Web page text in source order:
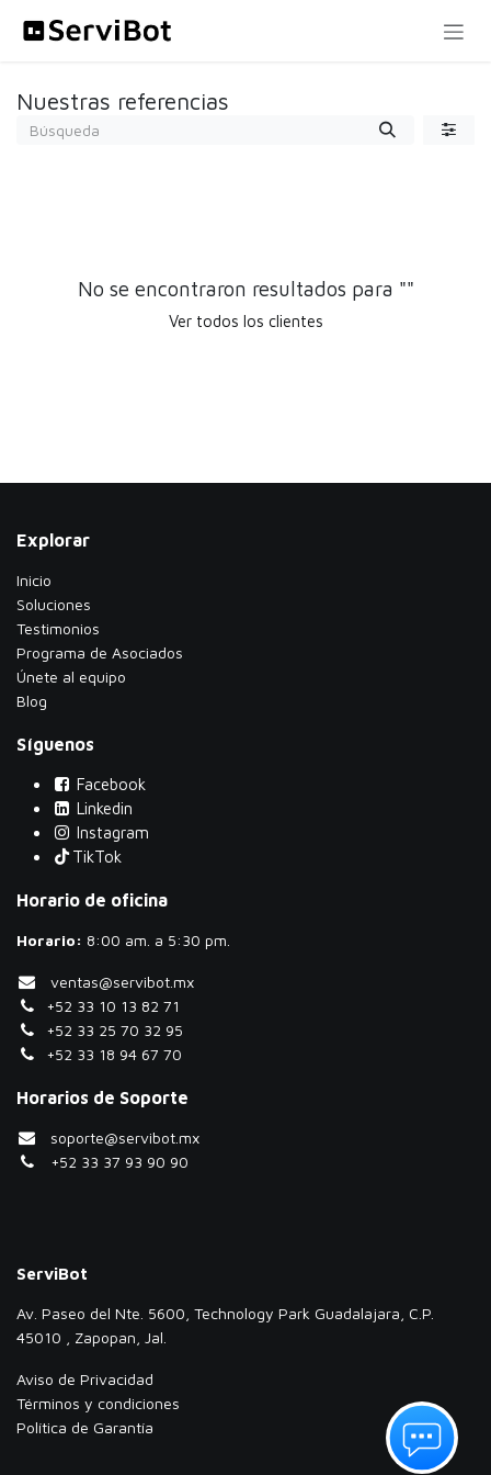
Nuestras referencias
No se encontraron resultados para ""
Ver todos los clientes
Explorar
Inicio
Soluciones
Testimonios
​Programa de Asociados
Únete al equipo
Blog
Síguenos
Facebook
Linkedin
Instagram
TikTok
Horario de oficina
Horario: ​8:00 am. a 5:30 pm.
ventas@servibot.mx
+52 33 10 13 82 71
+52 33 25 70 32 95
+52 33 18 94 67 70
Horarios de Soporte
soporte@servibot.mx
+52 33 37 93 90 90
ServiBot
Av. Paseo del Nte. 5600, Technology Park Guadalajara, C.P.
45010 , Zapopan, Jal.
Aviso de Privacidad
Términos y condiciones
Política de Garantía